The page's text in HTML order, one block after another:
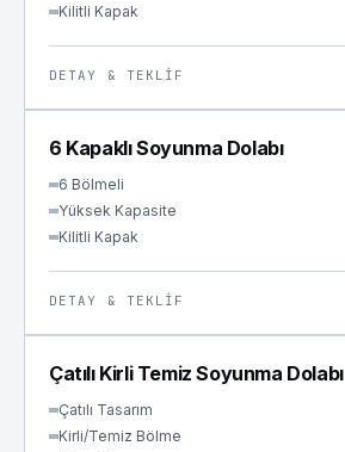
Kilitli Kapak
DETAY & TEKLIF
SOYUNMA
6 Kapaklı Soyunma Dolabı
6 Bölmeli
Yüksek Kapasite
Kilitli Kapak
DETAY & TEKLIF
SOYUNMA
Çatılı Kirli Temiz Soyunma Dolabı
Çatılı Tasarım
Kirli/Temiz Bölme